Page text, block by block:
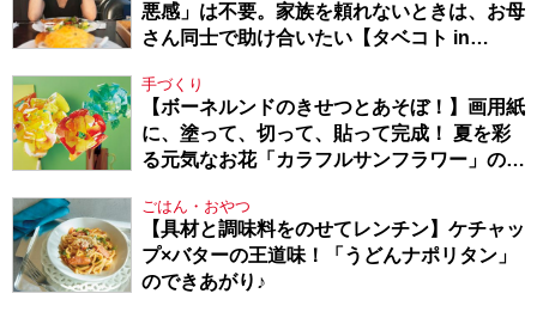
悪感」は不要。家族を頼れないときは、お母
さん同士で助け合いたい【タベコト in
手づくり
【ボーネルンドのきせつとあそぼ！】画用紙
に、塗って、切って、貼って完成！ 夏を彩
る元気なお花「カラフルサンフラワー」の作
ごはん・おやつ
【具材と調味料をのせてレンチン】ケチャッ
プ×バターの王道味！「うどんナポリタン」
のできあがり♪